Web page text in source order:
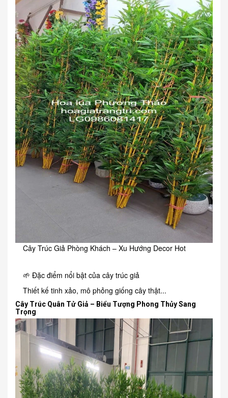
Cây Trúc Giả Phòng Khách – Xu Hướng Decor Hot
🌱 Đặc điểm nổi bật của cây trúc giả
Thiết kế tinh xảo, mô phỏng giống cây thật...
Cây Trúc Quân Tử Giả – Biểu Tượng Phong Thủy Sang
Trọng